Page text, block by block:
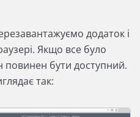
додаток і
Якщо все було
повинен бути доступний.
так: